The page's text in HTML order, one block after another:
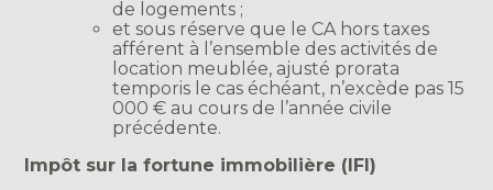
de logements ;
et sous réserve que le CA hors taxes
afférent à l’ensemble des activités de
location meublée, ajusté prorata
temporis le cas échéant, n’excède pas 15
000 € au cours de l’année civile
précédente.
Impôt sur la fortune immobilière (IFI)